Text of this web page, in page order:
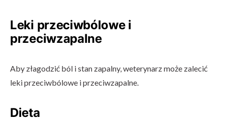
Leki przeciwbólowe i
przeciwzapalne
Aby złagodzić ból i stan zapalny, weterynarz może zalecić
leki przeciwbólowe i przeciwzapalne.
Dieta